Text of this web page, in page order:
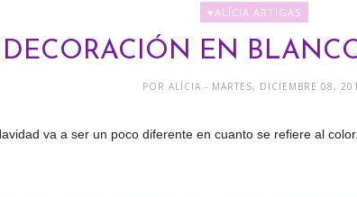
♥ALÍCIA ARTIGAS
DECORACIÓN EN
POR ALÍCIA - MARTES, DICIEMBRE 08,
va a ser un poco diferente en cuanto se refiere al